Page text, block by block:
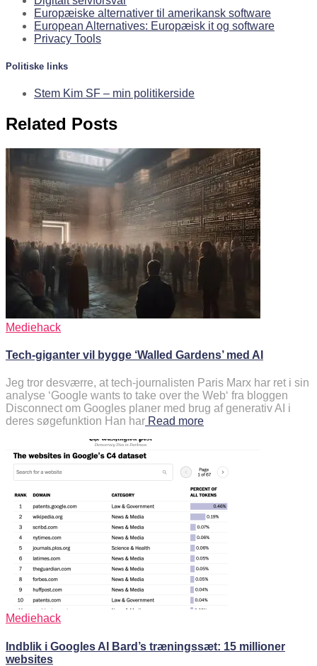
Europæiske alternativer til amerikansk software
European Alternatives: Europæisk it og software
Privacy Tools
Politiske links
Stem Kim SF – min politikerside
Related Posts
Mediehack
Tech-giganter vil bygge ‘Walled Gardens’ med AI
Jeg tror desværre, at tech-journalisten Paris Marx har ret i sin
analyse ‘Google wants to take over the Web‘ fra bloggen
Disconnect om Googles planer med brug af generativ AI i
deres søgefunktion Han har Read more
Mediehack
Indblik i Googles AI Bard’s træningssæt: 15 millioner
websites